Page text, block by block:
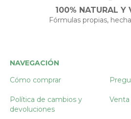
100% NATURAL Y
Fórmulas propias,
NAVEGACIÓN
Cómo comprar
Política de cambios y
devoluciones